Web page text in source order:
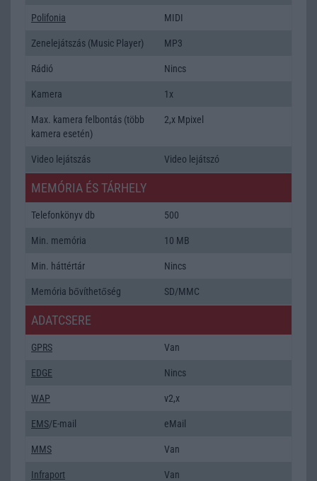
Polifonia MIDI
Zenelejátszás (Music Player) MP3
Rádió Nincs
Kamera 1x
Max. kamera felbontás (több
kamera esetén)
2,x Mpixel
Video lejátszás Video lejátszó
MEMÓRIA ÉS TÁRHELY
Telefonkönyv db 500
Min. memória 10 MB
Min. háttértár Nincs
Memória bővíthetőség SD/MMC
ADATCSERE
GPRS Van
EDGE Nincs
WAP v2,x
EMS/E-mail eMail
MMS Van
Infraport Van